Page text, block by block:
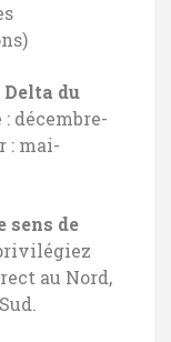
du
décembre-
: mai-
sens de
au Nord,